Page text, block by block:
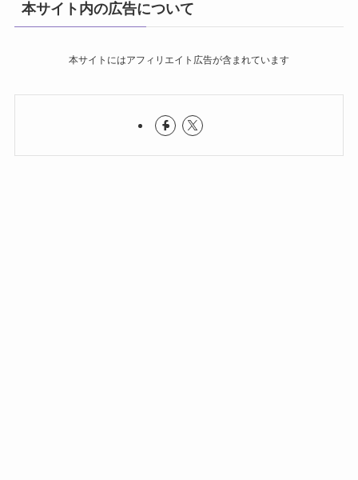
本サイト内の広告について
本サイトにはアフィリエイト広告が含まれています